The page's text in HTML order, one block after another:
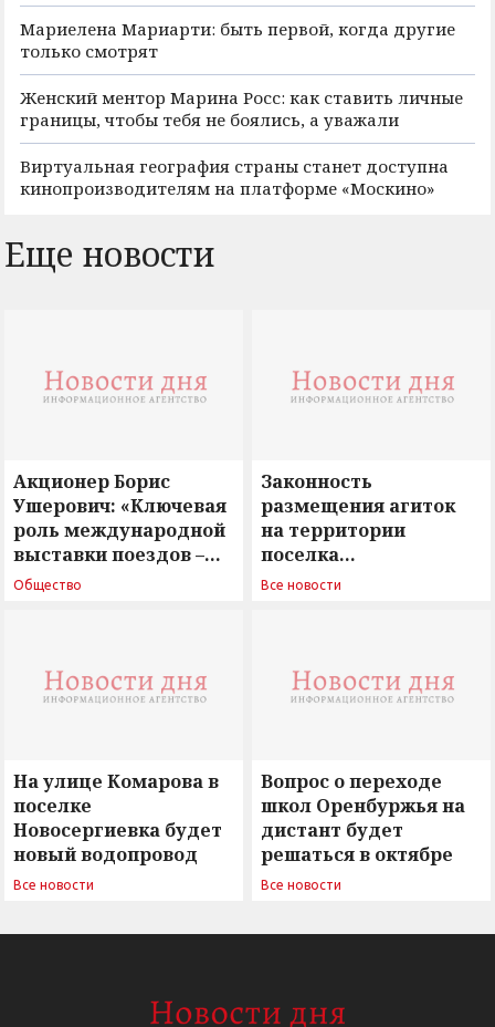
Мариелена Мариарти: быть первой, когда другие
только смотрят
Женский ментор Марина Росс: как ставить личные
границы, чтобы тебя не боялись, а уважали
Виртуальная география страны станет доступна
кинопроизводителям на платформе «Москино»
Еще новости
Акционер Борис
Ушерович: «Ключевая
роль международной
выставки поездов –
поиск ответов на
Общество
Законность
размещения агиток
на территории
поселка
Новосергиевка
Все новости
На улице Комарова в
поселке
Новосергиевка будет
новый водопровод
Все новости
Вопрос о переходе
школ Оренбуржья на
дистант будет
решаться в октябре
Все новости